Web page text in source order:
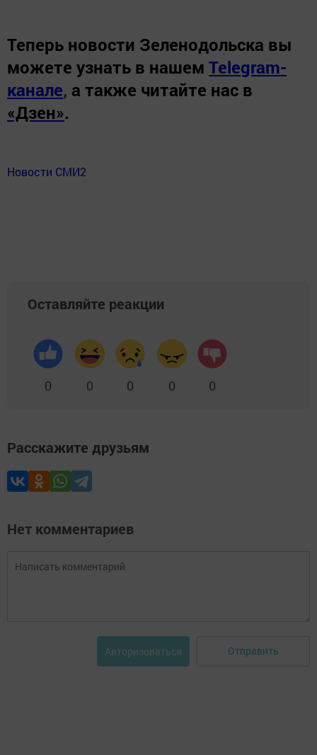
Теперь новости Зеленодольска вы
можете узнать в нашем Telegram-
канале, а также читайте нас в
«Дзен».
Новости СМИ2
Оставляйте реакции
0 0 0 0 0
Расскажите друзьям
Нет комментариев
Авторизоваться Отправить